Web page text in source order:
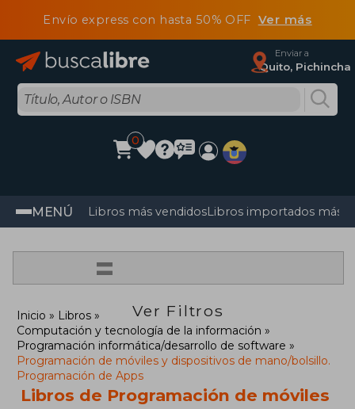
Envío express con hasta 50% OFF Ver más
Enviar a
Quito, Pichincha
0
MENÚ Libros más vendidosLibros importados más
=
Ver Filtros
Inicio
Libros
Computación y tecnología de la información
Programación informática/desarrollo de software
Programación de móviles y dispositivos de mano/bolsillo.
Programación de Apps
Libros de Programación de móviles